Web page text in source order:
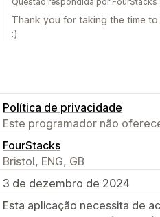
Thank you for taking the time
:)
Política de privacidade
Este programador não
FourStacks
Bristol, ENG, GB
3 de dezembro de 2024
Esta aplicação necessita de